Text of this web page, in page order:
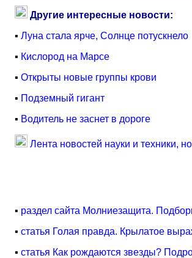
Другие интересные новости:
▪ Луна стала ярче, Солнце потускнело
▪ Кислород на Марсе
▪ Открыты новые группы крови
▪ Подземный гигант
▪ Водитель не заснет в дороге
Лента новостей науки и техники,
▪ раздел сайта Молниезащита.
▪ статья Голая правда. Крылатое
▪ статья Как рождаются звезды?